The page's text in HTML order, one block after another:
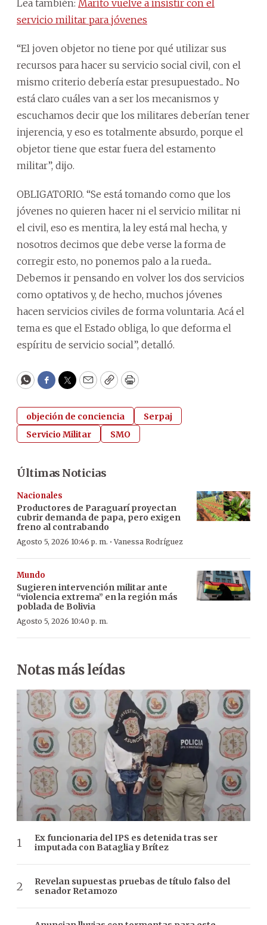
Lea también: Marito vuelve a insistir con el
servicio militar para jóvenes
“El joven objetor no tiene por qué utilizar sus
recursos para hacer su servicio social civil, con el
mismo criterio debería estar presupuestado... No
está claro cuáles van a ser los mecanismos y
escuchamos decir que los militares deberían tener
injerencia, y eso es totalmente absurdo, porque el
objetor tiene que estar fuera del estamento
militar”, dijo.
OBLIGATORIO. “Se está tomando como que los
jóvenes no quieren hacer ni el servicio militar ni
el civil, eso es mentira, la ley está mal hecha, y
nosotros decimos que debe verse la forma de
corregir esto, no ponemos palo a la rueda...
Debemos ir pensando en volver los dos servicios
como optativos y, de hecho, muchos jóvenes
hacen servicios civiles de forma voluntaria. Acá el
tema es que el Estado obliga, lo que deforma el
espíritu de servicio social”, detalló.
WhatsApp
Facebook
Twitter
EmailCopyPrint
objeción de conciencia
Serpaj
Servicio Militar
SMO
Últimas Noticias
Nacionales
Productores de Paraguarí proyectan
cubrir demanda de papa, pero exigen
freno al contrabando
Agosto 5, 2026 10:46 p. m. ·Vanessa Rodríguez
Mundo
Sugieren intervención militar ante
“violencia extrema” en la región más
poblada de Bolivia
Agosto 5, 2026 10:40 p. m.
Notas más leídas
Ex funcionaria del IPS es detenida tras ser
imputada con Bataglia y Brítez
Revelan supuestas pruebas de título falso del
senador Retamozo